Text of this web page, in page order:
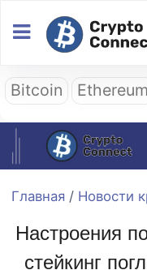
Bitcoin Ethereum
Главная / Новости
Настроения
стейкинг